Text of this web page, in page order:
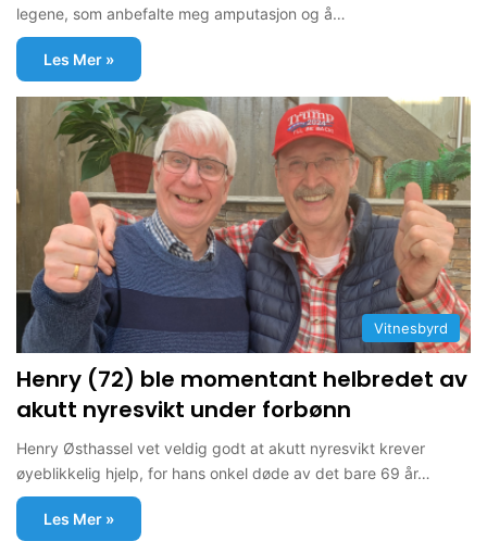
legene, som anbefalte meg amputasjon og å…
Les Mer »
Vitnesbyrd
Henry (72) ble momentant helbredet av
akutt nyresvikt under forbønn
Henry Østhassel vet veldig godt at akutt nyresvikt krever
øyeblikkelig hjelp, for hans onkel døde av det bare 69 år…
Les Mer »